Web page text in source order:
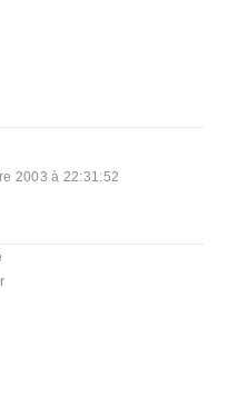
2003 à 22:31:52